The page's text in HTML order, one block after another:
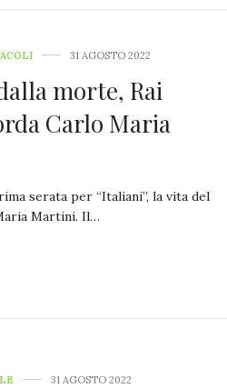
31 AGOSTO 2022
morte, Rai
Carlo Maria
serata per “Italiani”, la vita del
Martini. Il…
31 AGOSTO 2022